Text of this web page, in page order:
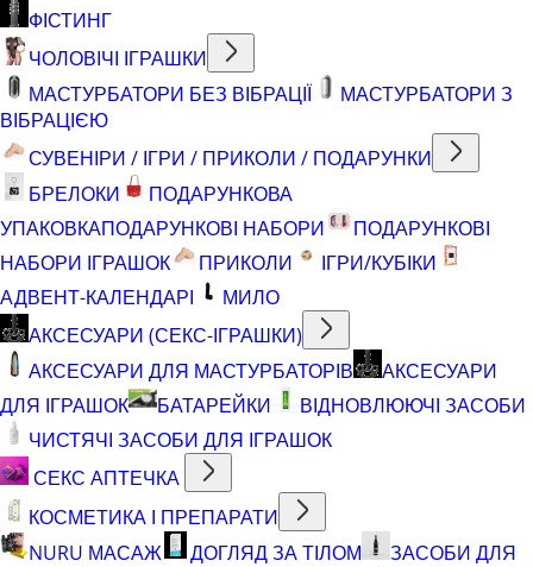
ФІСТИНГ
ЧОЛОВІЧІ ІГРАШКИ
МАСТУРБАТОРИ БЕЗ ВІБРАЦІЇ
МАСТУРБАТОРИ З
ВІБРАЦІЄЮ
СУВЕНІРИ / ІГРИ / ПРИКОЛИ / ПОДАРУНКИ
БРЕЛОКИ
ПОДАРУНКОВА
УПАКОВКАПОДАРУНКОВІ НАБОРИ
ПОДАРУНКОВІ
НАБОРИ ІГРАШОК
ПРИКОЛИ
ІГРИ/КУБІКИ
АДВЕНТ-КАЛЕНДАРІ
МИЛО
АКСЕСУАРИ (СЕКС-ІГРАШКИ)
АКСЕСУАРИ ДЛЯ МАСТУРБАТОРІВ
АКСЕСУАРИ
ДЛЯ ІГРАШОК
БАТАРЕЙКИ
ВІДНОВЛЮЮЧІ ЗАСОБИ
ЧИСТЯЧІ ЗАСОБИ ДЛЯ ІГРАШОК
СЕКС АПТЕЧКА
КОСМЕТИКА І ПРЕПАРАТИ
NURU МАСАЖ
ДОГЛЯД ЗА ТІЛОМ
ЗАСОБИ ДЛЯ